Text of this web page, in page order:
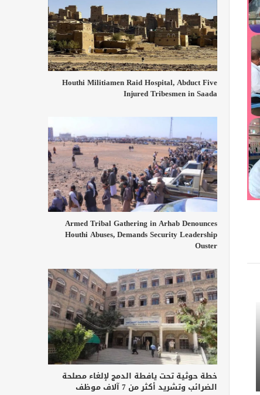
Houthi Militiamen Raid Hospital, Abduct Five
Injured Tribesmen in Saada
Armed Tribal Gathering in Arhab Denounces
Houthi Abuses, Demands Security Leadership
Ouster
خطة حوثية تحت يافطة الدمج لإلغاء مصلحة
الضرائب وتشريد أكثر من 7 آلاف موظف